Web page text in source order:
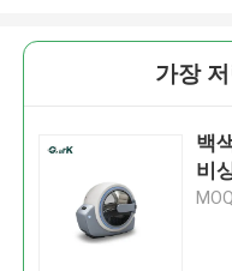
가장
백
비